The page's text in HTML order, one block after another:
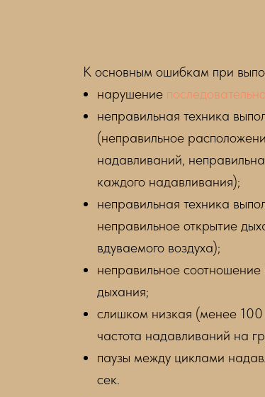
К основным ошибкам при
нарушение
неправильная техника
(неправильное
надавливаний,
каждого надавливания);
неправильная техника
неправильное открытие
вдуваемого воздуха);
неправильное
дыхания;
слишком низкая (менее 100
частота надавливаний на
паузы между циклами
сек.